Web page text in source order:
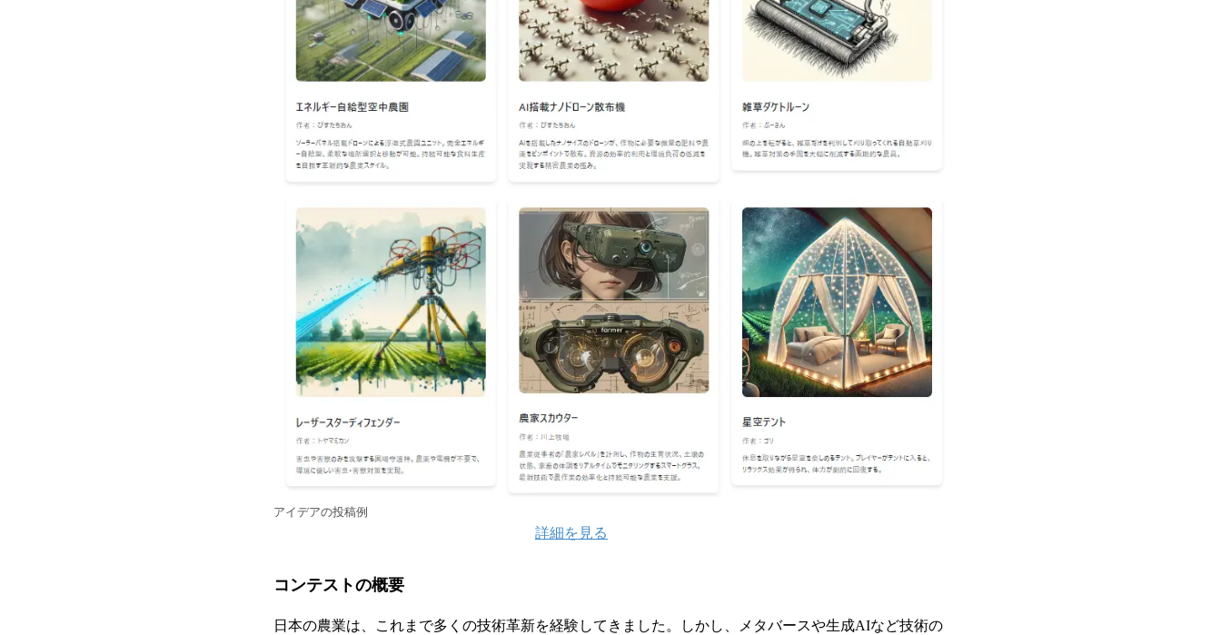
アイデアの投稿例
詳細を見る
コンテストの概要
日本の農業は、これまで多くの技術革新を経験してきました。しかし、メタバースや生成AIなど技術の